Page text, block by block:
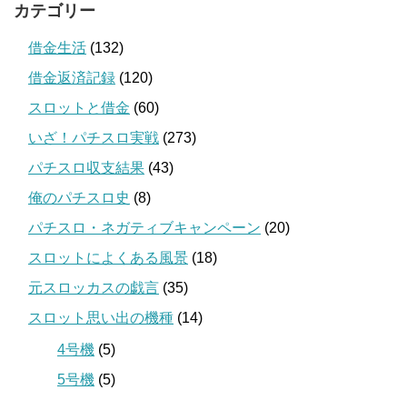
カテゴリー
借金生活 (132)
借金返済記録 (120)
スロットと借金 (60)
いざ！パチスロ実戦 (273)
パチスロ収支結果 (43)
俺のパチスロ史 (8)
パチスロ・ネガティブキャンペーン (20)
スロットによくある風景 (18)
元スロッカスの戯言 (35)
スロット思い出の機種 (14)
4号機 (5)
5号機 (5)